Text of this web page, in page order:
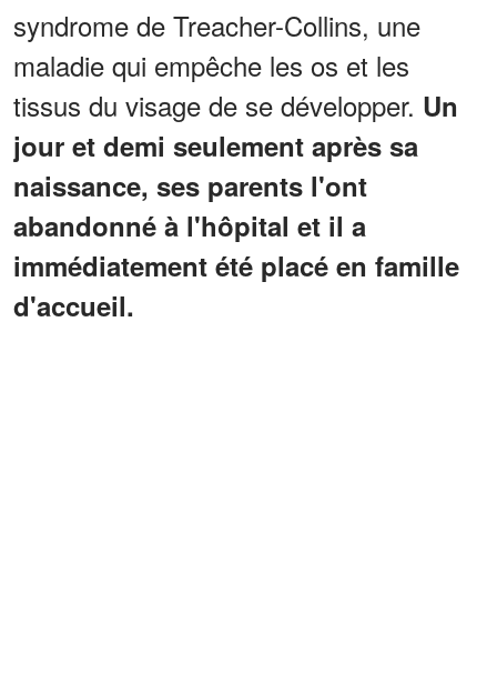
syndrome de Treacher-Collins, une
maladie qui empêche les os et les
tissus du visage de se développer. Un
jour et demi seulement après sa
naissance, ses parents l'ont
abandonné à l'hôpital et il a
immédiatement été placé en famille
d'accueil.